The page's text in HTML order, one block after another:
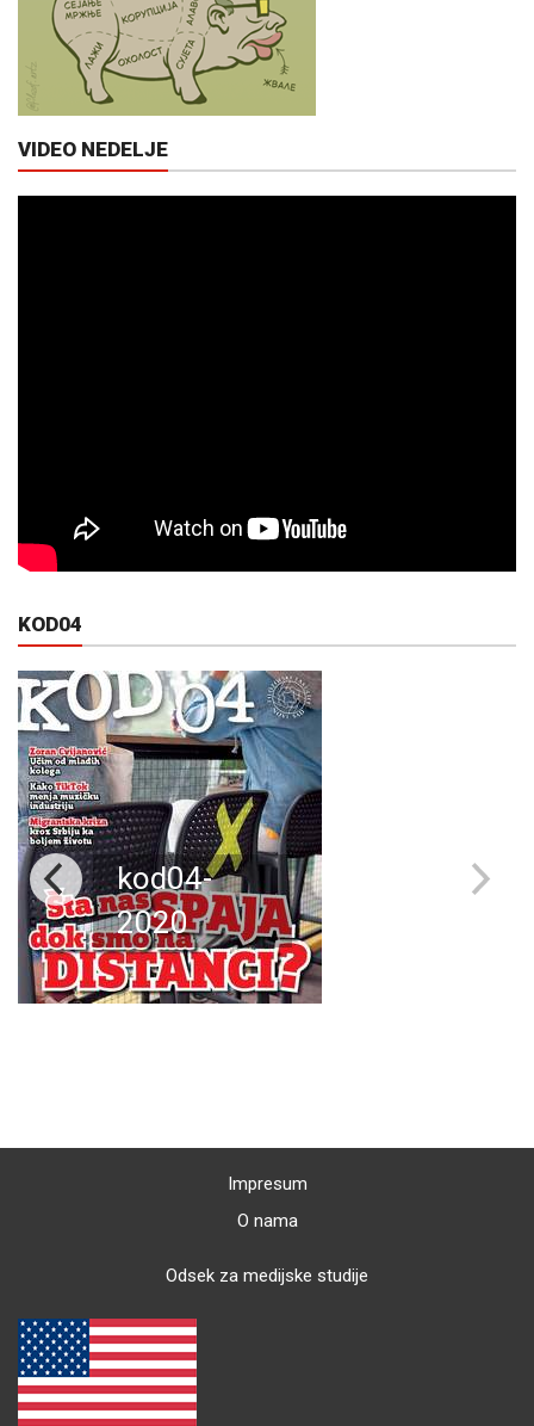
VIDEO NEDELJE
KOD04
kod04-
2020
Impresum
O nama
Odsek za medijske studije